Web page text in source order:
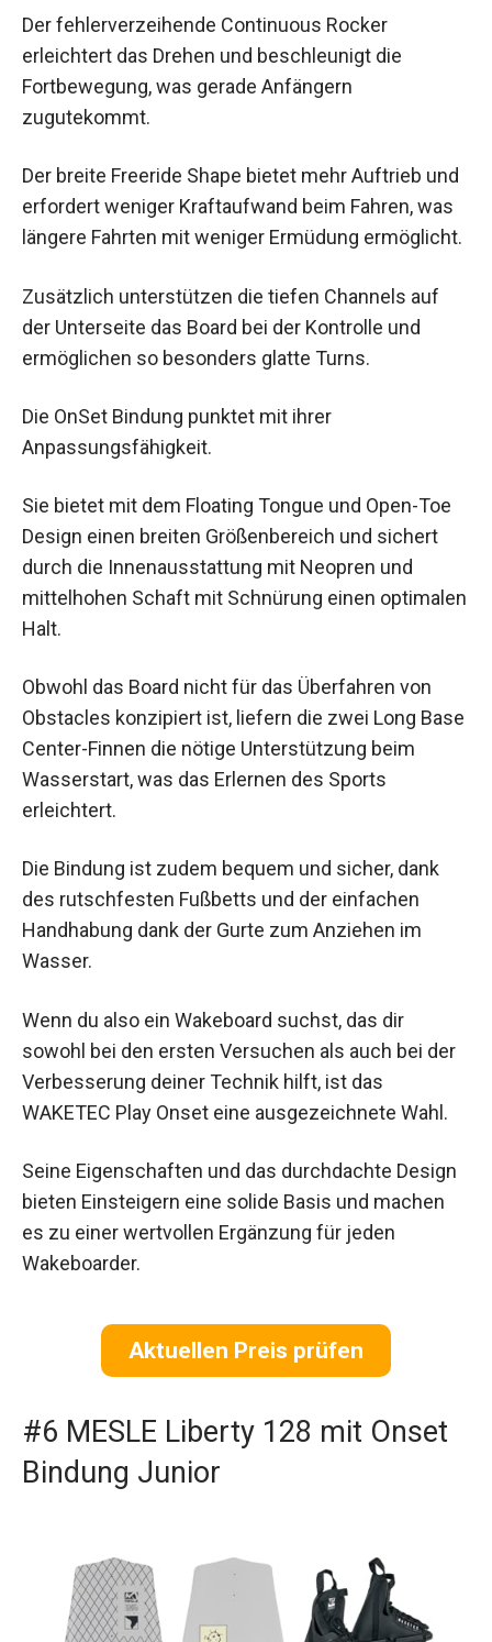
Der fehlerverzeihende Continuous Rocker
erleichtert das Drehen und beschleunigt die
Fortbewegung, was gerade Anfängern
zugutekommt.
Der breite Freeride Shape bietet mehr Auftrieb und
erfordert weniger Kraftaufwand beim Fahren, was
längere Fahrten mit weniger Ermüdung ermöglicht.
Zusätzlich unterstützen die tiefen Channels auf
der Unterseite das Board bei der Kontrolle und
ermöglichen so besonders glatte Turns.
Die OnSet Bindung punktet mit ihrer
Anpassungsfähigkeit.
Sie bietet mit dem Floating Tongue und Open-Toe
Design einen breiten Größenbereich und sichert
durch die Innenausstattung mit Neopren und
mittelhohen Schaft mit Schnürung einen optimalen
Halt.
Obwohl das Board nicht für das Überfahren von
Obstacles konzipiert ist, liefern die zwei Long Base
Center-Finnen die nötige Unterstützung beim
Wasserstart, was das Erlernen des Sports
erleichtert.
Die Bindung ist zudem bequem und sicher, dank
des rutschfesten Fußbetts und der einfachen
Handhabung dank der Gurte zum Anziehen im
Wasser.
Wenn du also ein Wakeboard suchst, das dir
sowohl bei den ersten Versuchen als auch bei der
Verbesserung deiner Technik hilft, ist das
WAKETEC Play Onset eine ausgezeichnete Wahl.
Seine Eigenschaften und das durchdachte Design
bieten Einsteigern eine solide Basis und machen
es zu einer wertvollen Ergänzung für jeden
Wakeboarder.
Aktuellen Preis prüfen
#6 MESLE Liberty 128 mit Onset
Bindung Junior